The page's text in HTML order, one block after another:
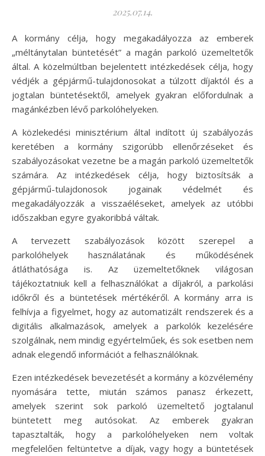
2025.07.14.
A kormány célja, hogy megakadályozza az emberek
„méltánytalan büntetését” a magán parkoló üzemeltetők
által. A közelmúltban bejelentett intézkedések célja, hogy
védjék a gépjármű-tulajdonosokat a túlzott díjaktól és a
jogtalan büntetésektől, amelyek gyakran előfordulnak a
magánkézben lévő parkolóhelyeken.
A közlekedési minisztérium által indított új szabályozás
keretében a kormány szigorúbb ellenőrzéseket és
szabályozásokat vezetne be a magán parkoló üzemeltetők
számára. Az intézkedések célja, hogy biztosítsák a
gépjármű-tulajdonosok jogainak védelmét és
megakadályozzák a visszaéléseket, amelyek az utóbbi
időszakban egyre gyakoribbá váltak.
A tervezett szabályozások között szerepel a
parkolóhelyek használatának és működésének
átláthatósága is. Az üzemeltetőknek világosan
tájékoztatniuk kell a felhasználókat a díjakról, a parkolási
időkről és a büntetések mértékéről. A kormány arra is
felhívja a figyelmet, hogy az automatizált rendszerek és a
digitális alkalmazások, amelyek a parkolók kezelésére
szolgálnak, nem mindig egyértelműek, és sok esetben nem
adnak elegendő információt a felhasználóknak.
Ezen intézkedések bevezetését a kormány a közvélemény
nyomására tette, miután számos panasz érkezett,
amelyek szerint sok parkoló üzemeltető jogtalanul
büntetett meg autósokat. Az emberek gyakran
tapasztalták, hogy a parkolóhelyeken nem voltak
megfelelően feltüntetve a díjak, vagy hogy a büntetések